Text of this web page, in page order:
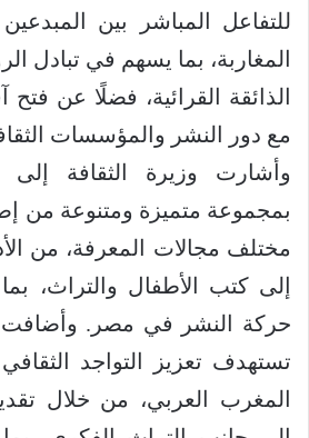
للتفاعل المباشر بين
المغاربة، بما يسهم في تبادل
الذائقة القرائية، فضلًا عن فتح
مع دور النشر والمؤسسات
وأشارت وزيرة الثقافة إلى
بمجموعة متميزة ومتنوعة من
مختلف مجالات المعرفة، من
إلى كتب الأطفال والتراث،
حركة النشر في مصر. وأضافت
تستهدف تعزيز التواجد
المغرب العربي، من خلال